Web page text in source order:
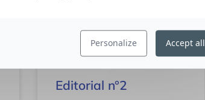
Editorial n°2
Personalize Accept all